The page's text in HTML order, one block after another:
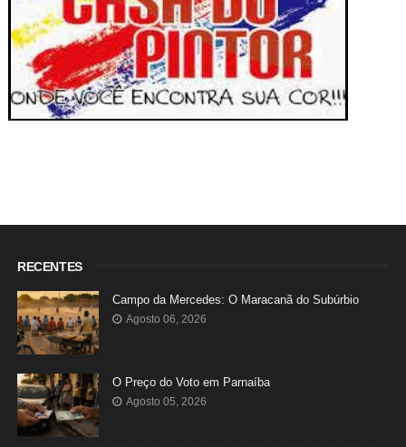
RECENTES
Campo da Mercedes: O Maracanã do Subúrbio
Agosto 06, 2026
O Preço do Voto em Parnaíba
Agosto 05, 2026